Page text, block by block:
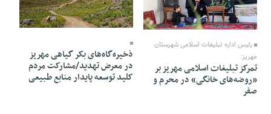
26 Khordad 1405 - 08:04
رئیس اداره تبلیغات اسلامی شهرستان
مهریز:
تمرکز تبلیغات اسلامی مهریز بر
«روضه‌های خانگی» در محرم و
صفر
24 Khordad 1405 - 17:12
ذخیره‌گاه‌های بکر گیاهی مهریز
در معرض تهدید/مشارکت مردم
کلید توسعه پایدار منابع طبیعی